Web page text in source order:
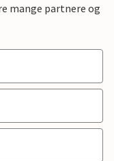
mange partnere og